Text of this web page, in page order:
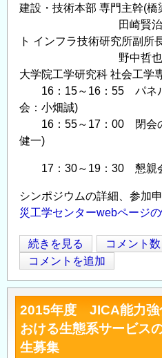
建設・技術本部 専門主幹(橋
田崎賢治 氏 大
ト インフラ技術研究所副所
野中哲也 教授
大学院工学研究科 社会工学
16：15～16：55 パネル
会：小畑誠)
16：55～17：00 閉会の
健一)
17：30～19：30 懇親
シンポジウムの詳細、参加
災工学センターwebページ
シ
ン
ポ
ジ
ウ
ム
「災
続きを見る
コメント数
コメントを追加
2015年度 JICA能力強
おける生態系サービス
生募集